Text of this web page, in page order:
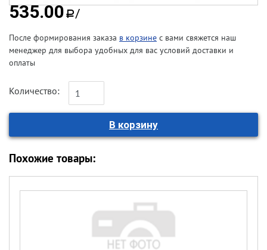
535.00a/
После формирования заказа в корзине с вами свяжется наш
менеджер для выбора удобных для вас условий доставки и
оплаты
Количество:
Похожие товары: